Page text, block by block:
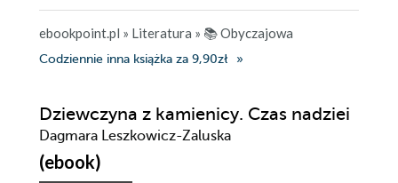
ebookpoint.pl » Literatura » 📚 Obyczajowa
Codziennie inna książka za 9,90zł
Dziewczyna z kamienicy. Czas nadziei
Dagmara Leszkowicz-Zaluska
(ebook)